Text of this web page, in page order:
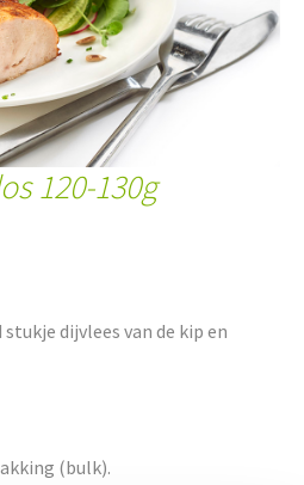
120-130g
dijvlees van de kip en
(bulk).